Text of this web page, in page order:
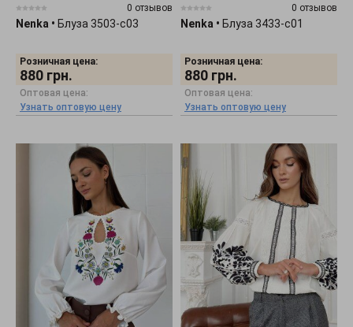
0 отзывов
Nenka • Блуза 3503-c03
Розничная цена:
880 грн.
Оптовая цена:
Узнать оптовую цену
0 отзывов
Nenka • Блуза 3433-c01
Розничная цена:
880 грн.
Оптовая цена:
Узнать оптовую цену